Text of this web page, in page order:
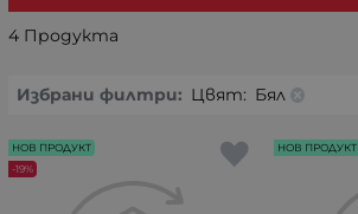
4 Продукта
Избрани филтри: Цвят: Бял
НОВ ПРОДУКТ
-19%
НОВ ПРОДУКТ